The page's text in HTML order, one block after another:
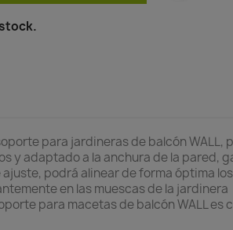
para jardineras de balcón WALL,
y adaptado a la anchura de la pared,
podrá alinear de forma óptima
en las muescas de la jardinera
para macetas de balcón WALL es